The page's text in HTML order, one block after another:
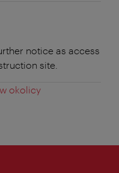
notice as access
site.
okolicy